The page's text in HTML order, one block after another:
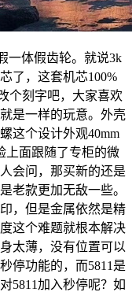
一体假齿轮。就说3k
了，这套机芯100%
个刻字吧，大家喜欢
是一样的玩意。外壳
这个设计外观40mm
上面跟随了专柜的微
会问，那买新的还是
老款更加无敌一些。
，但是金属依然是精
这个难题就根本解决
太薄，没有位置可以
停功能的，而5811是
5811加入秒停呢？如